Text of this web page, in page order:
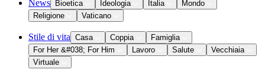
News Bioetica Ideologia Italia
Mondo
Religione
Vaticano
Stile di vita Casa Coppia
Famiglia
For Her &#038; For Him
Lavoro Salute
Vecchiaia
Virtuale